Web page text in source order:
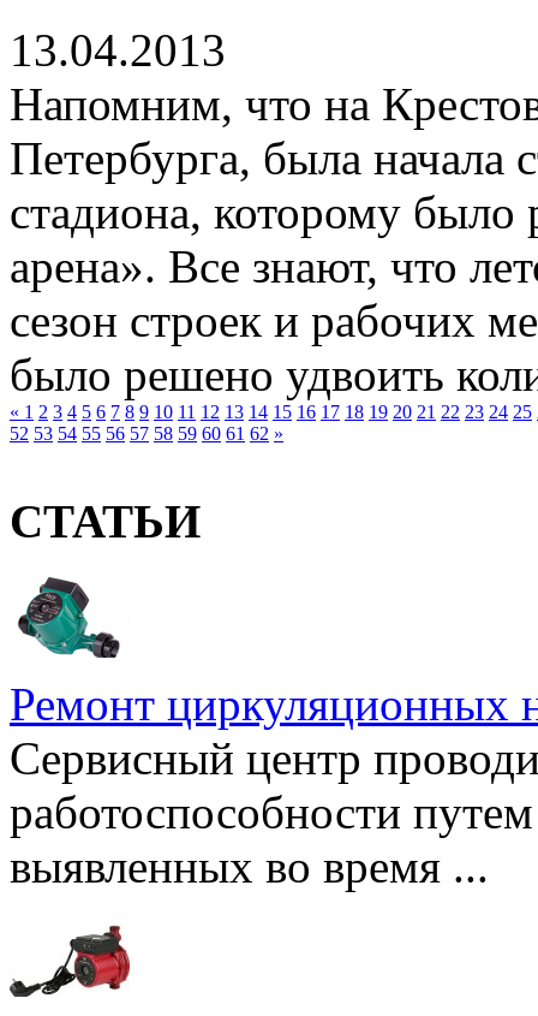
13.04.2013
Напомним, что на
Петербурга, была начала
стадиона, которому было
арена». Все знают, что
сезон строек и рабочих
было решено удвоить
« 1 2 3 4 5 6 7 8 9 10 11 12 13 14 15 16 17 18 19 20 21 22 23 24 25
52 53 54 55 56 57 58 59 60 61 62 »
СТАТЬИ
Ремонт циркуляционных
Сервисный центр
работоспособности
выявленных во время ...